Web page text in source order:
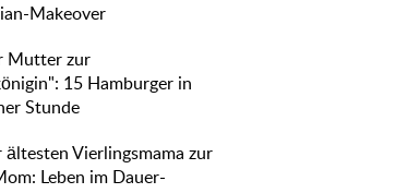
Makeover
Mutter zur
15 Hamburger in
Stunde
ältesten Vierlingsmama zur
Leben im Dauer-